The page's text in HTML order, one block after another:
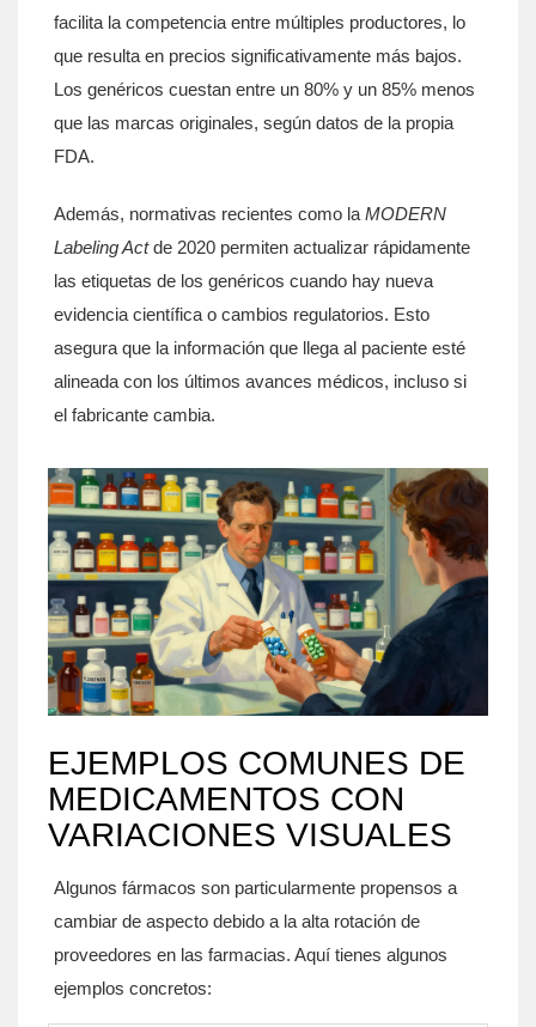
facilita la competencia entre múltiples productores, lo
que resulta en precios significativamente más bajos.
Los genéricos cuestan entre un 80% y un 85% menos
que las marcas originales, según datos de la propia
FDA.
Además, normativas recientes como la MODERN
Labeling Actde 2020 permiten actualizar rápidamente
las etiquetas de los genéricos cuando hay nueva
evidencia científica o cambios regulatorios. Esto
asegura que la información que llega al paciente esté
alineada con los últimos avances médicos, incluso si
el fabricante cambia.
EJEMPLOS COMUNES DE
MEDICAMENTOS CON
VARIACIONES VISUALES
Algunos fármacos son particularmente propensos a
cambiar de aspecto debido a la alta rotación de
proveedores en las farmacias. Aquí tienes algunos
ejemplos concretos: